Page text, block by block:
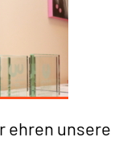
ehren unsere